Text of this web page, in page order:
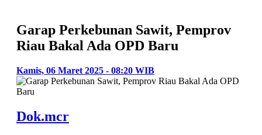
Garap Perkebunan Sawit, Pemprov
Riau Bakal Ada OPD Baru
Kamis, 06 Maret 2025 - 08:20 WIB
Dok.mcr